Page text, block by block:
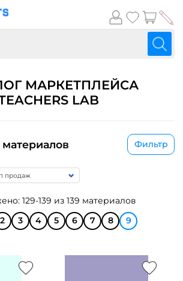
МАРКЕТПЛЕЙСА
LAB
материалов Фильтр
129-139 из 139 материалов
2 3 4 5 6 7 8 9